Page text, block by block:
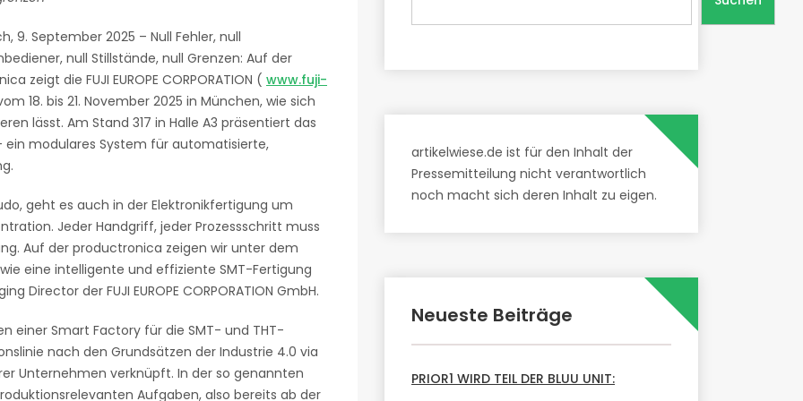
9. September 2025 – Null Fehler, null
null Stillstände, null Grenzen: Auf der
zeigt die FUJI EUROPE CORPORATION ( www.fuji-
18. bis 21. November 2025 in München, wie sich
lässt. Am Stand 317 in Halle A3 präsentiert das
ein modulares System für automatisierte,
geht es auch in der Elektronikfertigung um
Jeder Handgriff, jeder Prozessschritt muss
Auf der productronica zeigen wir unter dem
eine intelligente und effiziente SMT-Fertigung
Director der FUJI EUROPE CORPORATION GmbH.
einer Smart Factory für die SMT- und THT-
nach den Grundsätzen der Industrie 4.0 via
Unternehmen verknüpft. In der so genannten
Aufgaben, also bereits ab der
artikelwiese.de ist für den Inhalt der
Pressemitteilung nicht verantwortlich
noch macht sich deren Inhalt zu eigen.
Neueste Beiträge
PRIOR1 WIRD TEIL DER BLUU UNIT: